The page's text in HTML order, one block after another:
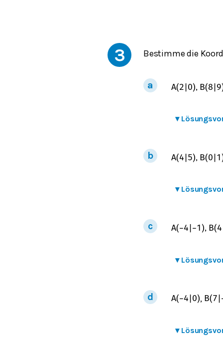
3 Bestimme die
A(2 0), B(8 9
▾
A(4 5), B(0 1
▾
A(−4 −1 ), B(4
▾
A(−4 0), B(7
▾